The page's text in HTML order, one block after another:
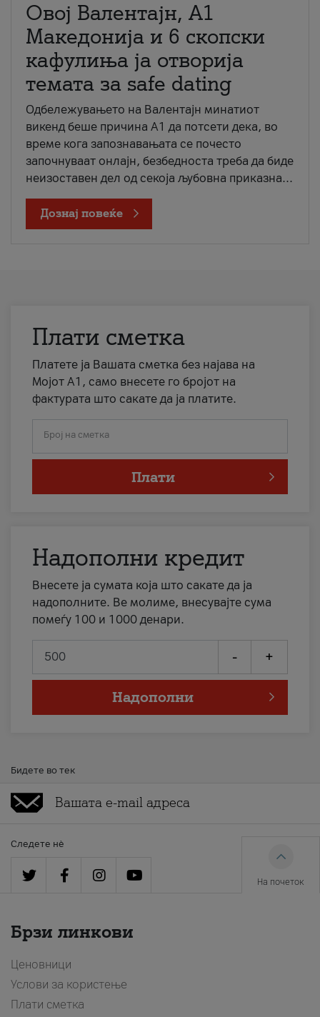
Овој Валентајн, A1
Македонија и 6 скопски
кафулиња ја отворија
темата за safe dating
Одбележувањето на Валентајн минатиот
викенд беше причина А1 да потсети дека, во
време кога запознавањата се почесто
започнуваат онлајн, безбедноста треба да биде
неизоставен дел од секоја љубовна приказна...
Дознај повеќе
Плати сметка
Платете ја Вашата сметка без најава на
Мојот А1, само внесете го бројот на
фактурата што сакате да ја платите.
Број на сметка
Плати
Надополни кредит
Внесете ја сумата која што сакате да ја
надополните. Ве молиме, внесувајте сума
помеѓу 100 и 1000 денари.
- +
Надополни
Бидете во тек
Следете нè
На почеток
Брзи линкови
Ценовници
Услови за користење
Плати сметка